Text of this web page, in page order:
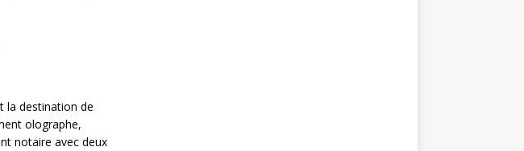
la destination de
olographe,
notaire avec deux